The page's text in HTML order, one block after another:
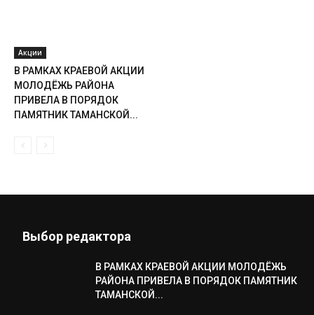
Акции
В РАМКАХ КРАЕВОЙ АКЦИИ
МОЛОДЁЖЬ РАЙОНА
ПРИВЕЛА В ПОРЯДОК
ПАМЯТНИК ТАМАНСКОЙ...
Выбор редактора
В РАМКАХ КРАЕВОЙ АКЦИИ МОЛОДЁЖЬ
РАЙОНА ПРИВЕЛА В ПОРЯДОК ПАМЯТНИК
ТАМАНСКОЙ...